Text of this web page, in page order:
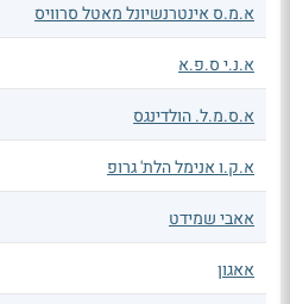
א.מ.ס אינטרנשיונל מאטל סרוויס
א.נ.י ס.פ.א
א.ס.מ.ל. הולדינגס
א.ק.ו אנימל הלת' גרופ
אאבי שמידט
אאגון